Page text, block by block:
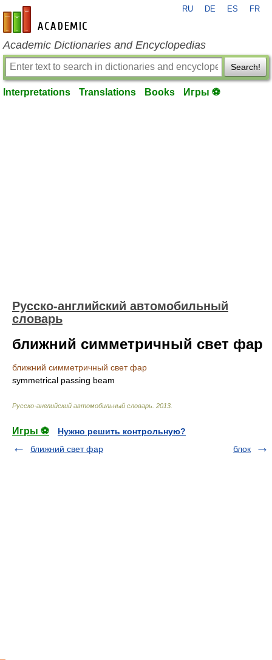
en-academic.com
RU DE ES FR
Academic Dictionaries and Encyclopedias
Search!
Interpretations Translations Books Игры ⚽
Русско-английский автомобильный
словарь
ближний симметричный свет фар
ближний симметричный свет фар
symmetrical passing beam
Русско-английский автомобильный словарь 2013
Игры ⚽
Нужно решить контрольную?
ближний свет фар
блок